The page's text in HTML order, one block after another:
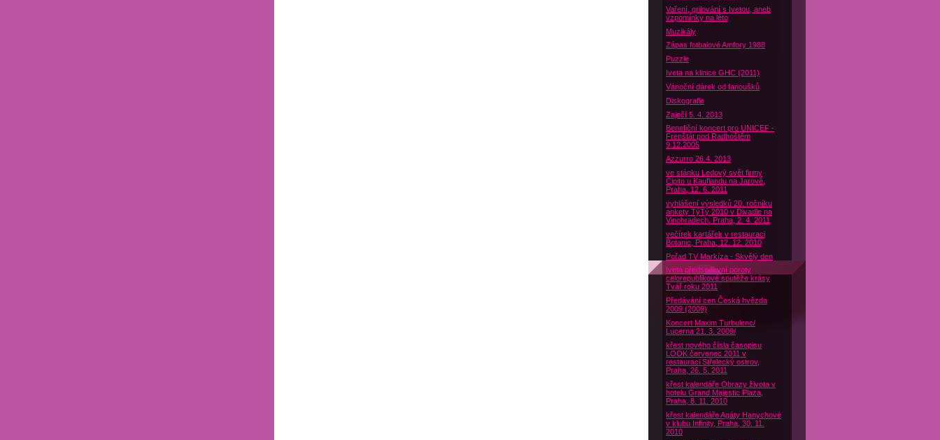
Vaření, grilování s Ivetou, aneb
vzpomínky na léto
Muzikály
Zápas fotbalové Amfory 1988
Puzzle
Iveta na klinice GHC (2011)
Vánoční dárek od fanoušků
Diskografie
Zaječí 5. 4. 2013
Benefiční koncert pro UNICEF -
Frenštát pod Radhoštěm
9.12.2005
Azzurro 26.4. 2013
ve stánku Ledový svět firmy
Čipito u Kauflandu na Jarově,
Praha, 12. 6. 2011
vyhlášení výsledků 20. ročníku
ankety TýTý 2010 v Divadle na
Vinohradech, Praha, 2. 4. 2011
večírek kartářek v restauraci
Botanic, Praha, 12. 12. 2010
Pořad TV Markíza - Skvělý den
Iveta předsedkyní poroty
celorepublikové soutěže krásy
Tvář roku 2011
Předávání cen Česká hvězda
2009 (2009)
Koncert Maxim Turbulenc/
Lucerna 21. 3. 2009/
křest nového čísla časopisu
LOOK červenec 2011 v
restauraci Střelecký ostrov,
Praha, 26. 5. 2011
křest kalendáře Obrazy života v
hotelu Grand Majestic Plaza,
Praha, 8. 11. 2010
křest kalendáře Agáty Hanychové
v klubu Infinity, Praha, 30. 11.
2010